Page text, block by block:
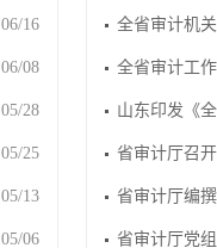
06/16
06/08
05/28
05/25
05/13
05/06
全省审计机
全省审计工
山东印发《
省审计厅召
省审计厅编
省审计厅党